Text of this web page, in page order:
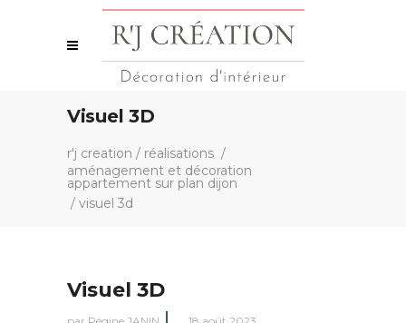
Visuel 3D
r'j creation / réalisations /
aménagement et décoration
appartement sur plan dijon
/ visuel 3d
Visuel 3D